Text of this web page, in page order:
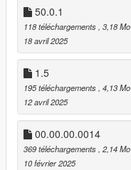
50.0.1
118 téléchargements, 3,18 Mo
18 avril 2025
1.5
195 téléchargements, 4,13 Mo
12 avril 2025
00.00.00.0014
369 téléchargements, 2,14 Mo
10 février 2025